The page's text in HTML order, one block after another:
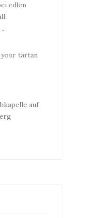
edlen
your tartan
auf